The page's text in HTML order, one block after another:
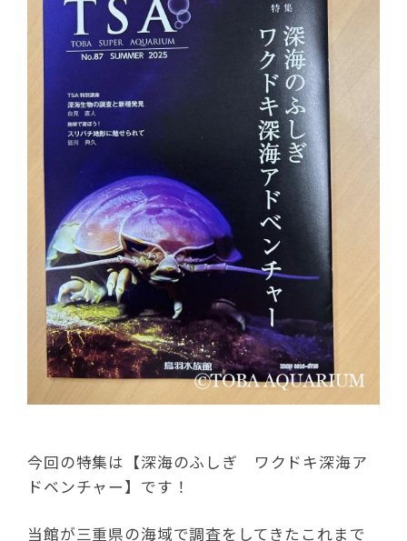
今回の特集は【深海のふしぎ ワクドキ深海ア
ドベンチャー】です！
当館が三重県の海域で調査をしてきたこれまで